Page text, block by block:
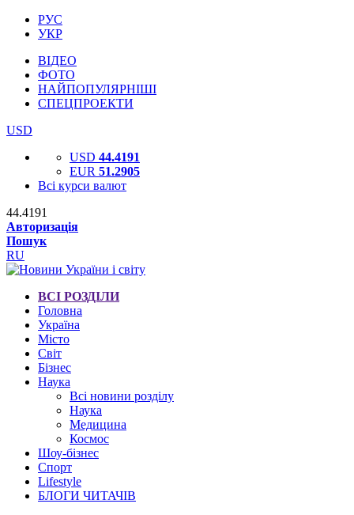
РУС
УКР
ВІДЕО
ФОТО
НАЙПОПУЛЯРНІШІ
СПЕЦПРОЕКТИ
USD
USD 44.4191
EUR 51.2905
Всі курси валют
44.4191
Авторизація
Пошук
RU
ВСІ РОЗДІЛИ
Головна
Україна
Місто
Світ
Бізнес
Наука
Всі новини розділу
Наука
Медицина
Космос
Шоу-бізнес
Спорт
Lifestyle
БЛОГИ ЧИТАЧІВ